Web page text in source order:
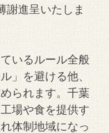
謝進呈いたしま
いるルール全般
」を避ける他、
られます。千葉
場や食を提供す
体制地域になっ